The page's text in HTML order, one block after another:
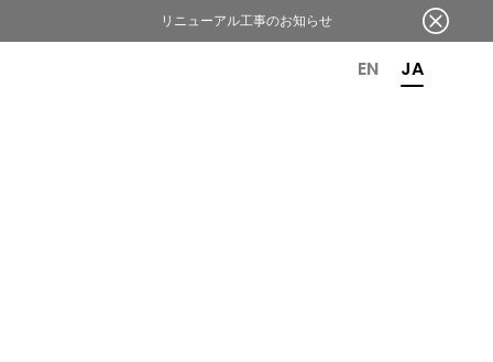
EN JA
リニューアル工事のお知らせ
OR 6TH ANNIVERSARY